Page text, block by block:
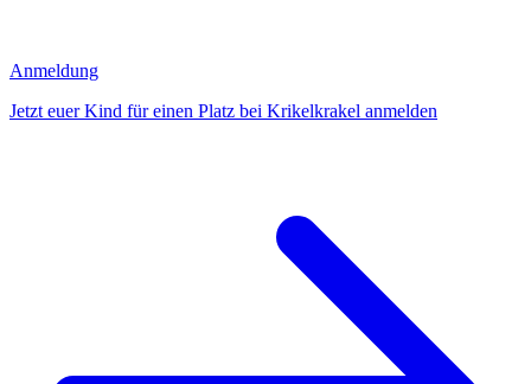
Anmeldung
Jetzt euer Kind für einen Platz bei Krikelkrakel anmelden